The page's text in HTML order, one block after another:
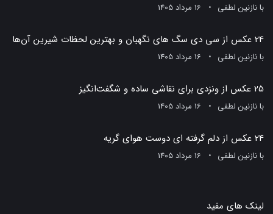
بانازنین لطفی 16 مرداد 1405
24 عکس از سی دی سگ های نگهبان و بهترین لحظات شیرین آن‌ها
بانازنین لطفی 16 مرداد 1405
25 عکس از ونزدی برای نقاشی ساده و شگفت‌انگیز
بانازنین لطفی 16 مرداد 1405
24 عکس از دلم گرفته ای دوست هوای گریه
بانازنین لطفی 16 مرداد 1405
لینک های مفید